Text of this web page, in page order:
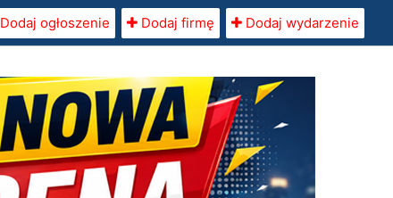
Dodaj ogłoszenie Dodaj firmę Dodaj wydarzenie